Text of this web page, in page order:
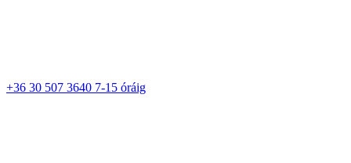
+36 30 507 3640 7-15 óráig